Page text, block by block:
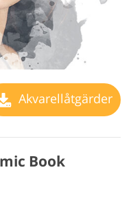
Akvarellåtgärder
Book